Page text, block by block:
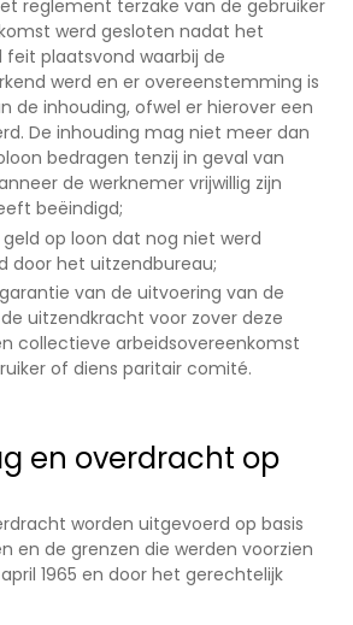
reglement terzake van de gebruiker
werd gesloten nadat het
feit plaatsvond waarbij de
werd en er overeenstemming is
de inhouding, ofwel er hierover een
De inhouding mag niet meer dan
bedragen tenzij in geval van
de werknemer vrijwillig zijn
beëindigd;
op loon dat nog niet werd
door het uitzendbureau;
van de uitvoering van de
uitzendkracht voor zover deze
collectieve arbeidsovereenkomst
of diens paritair comité.
en overdracht op
worden uitgevoerd op basis
en de grenzen die werden voorzien
1965 en door het gerechtelijk